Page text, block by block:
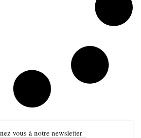
vous à notre newsletter